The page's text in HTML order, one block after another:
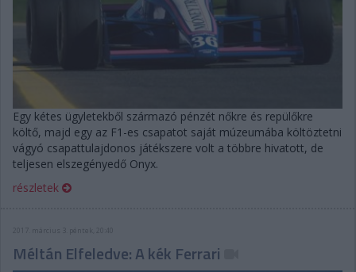
Egy kétes ügyletekből származó pénzét nőkre és repülőkre
költő, majd egy az F1-es csapatot saját múzeumába költöztetni
vágyó csapattulajdonos játékszere volt a többre hivatott, de
teljesen elszegényedő Onyx.
részletek
2017. március 3. péntek, 20:40
Méltán Elfeledve: A kék Ferrari